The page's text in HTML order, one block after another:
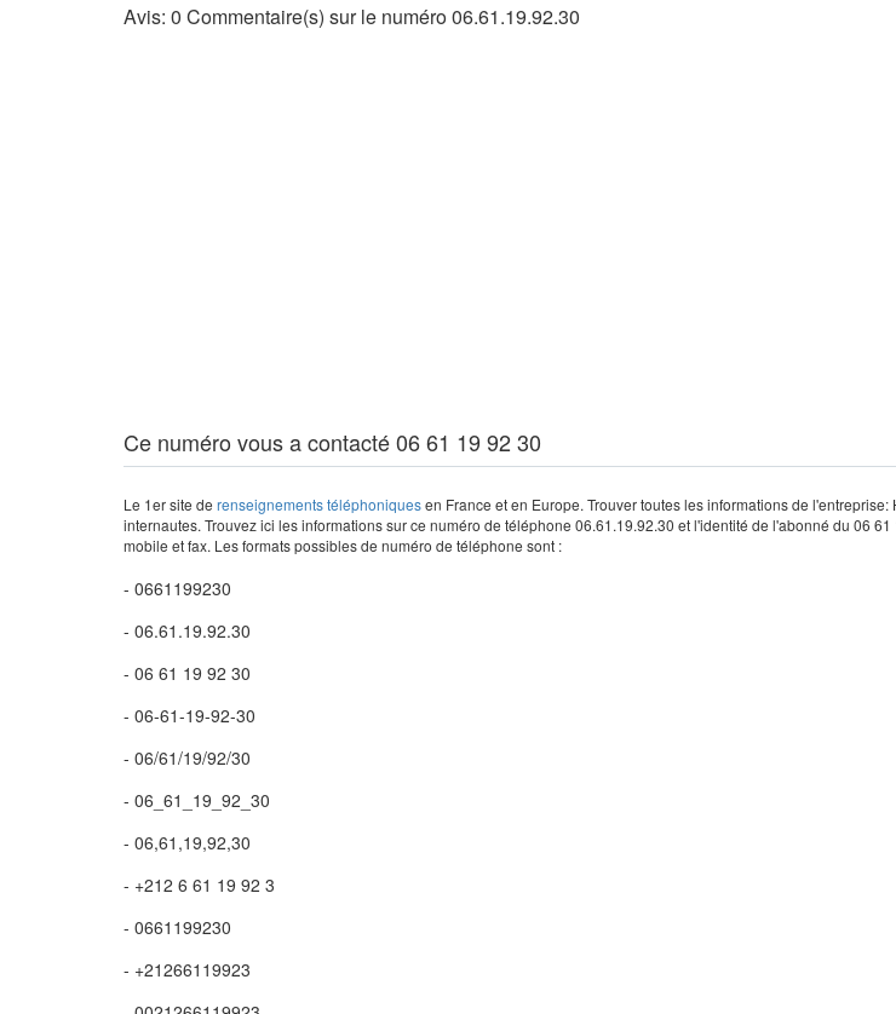
Avis: 0 Commentaire(s) sur le numéro 06.61.19.92.30
Ce numéro vous a contacté 06 61 19 92 30
Le 1er site de renseignements téléphoniquesen France et en Europe. Trouver toutes les informations de
internautes. Trouvez ici les informations sur ce numéro de téléphone 06.61.19.92.30 et l'identité de l'abonné du 06
mobile et fax. Les formats possibles de numéro de téléphone sont :
- 0661199230
- 06.61.19.92.30
- 06 61 19 92 30
- 06-61-19-92-30
- 06/61/19/92/30
- 06_61_19_92_30
- 06,61,19,92,30
- +212 6 61 19 92 3
- 0661199230
- +21266119923